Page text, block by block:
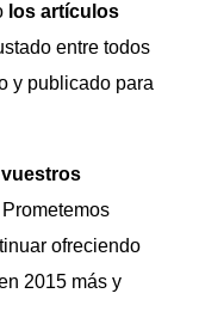
los artículos
entre todos
y publicado para
Prometemos
ofreciendo
2015 más y